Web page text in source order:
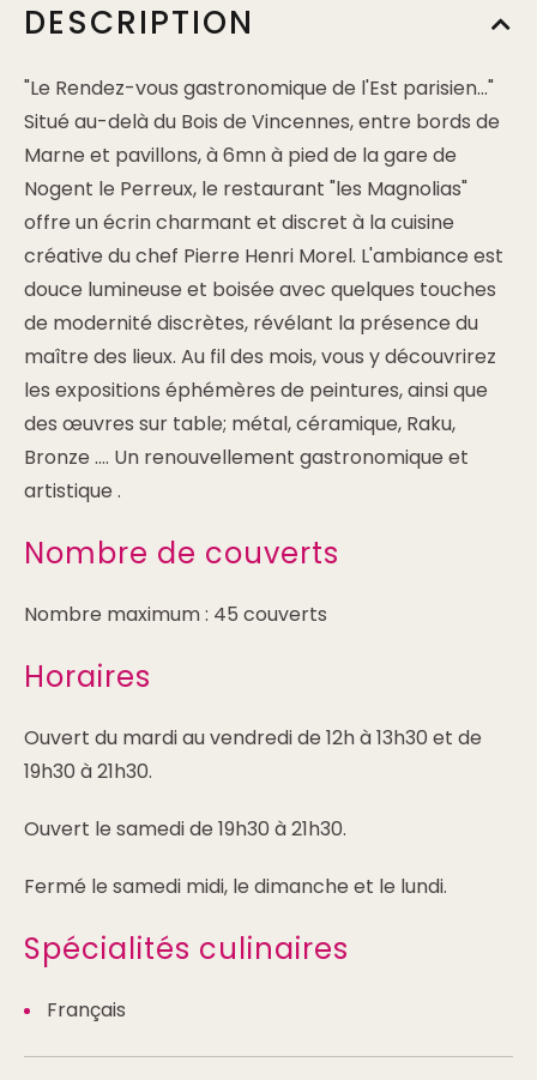
DESCRIPTION
"Le Rendez-vous gastronomique de l'Est parisien..."
Situé au-delà du Bois de Vincennes, entre bords de
Marne et pavillons, à 6mn à pied de la gare de
Nogent le Perreux, le restaurant "les Magnolias"
offre un écrin charmant et discret à la cuisine
créative du chef Pierre Henri Morel. L'ambiance est
douce lumineuse et boisée avec quelques touches
de modernité discrètes, révélant la présence du
maître des lieux. Au fil des mois, vous y découvrirez
les expositions éphémères de peintures, ainsi que
des œuvres sur table; métal, céramique, Raku,
Bronze .... Un renouvellement gastronomique et
artistique .
Nombre de couverts
Nombre maximum : 45 couverts
Horaires
Ouvert du mardi au vendredi de 12h à 13h30 et de
19h30 à 21h30.
Ouvert le samedi de 19h30 à 21h30.
Fermé le samedi midi, le dimanche et le lundi.
Spécialités culinaires
Français